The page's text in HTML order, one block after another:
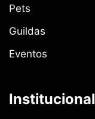
Pets
Guildas
Eventos
Institucional